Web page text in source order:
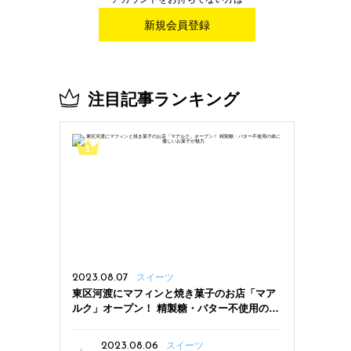
新規会員登録
注目記事ランキング
2023.08.07 スイーツ
東区河渡にマフィンと焼き菓子のお店「マア
ルク」オープン！ 精製糖・バター不使用の体
2023.08.06
スイーツ